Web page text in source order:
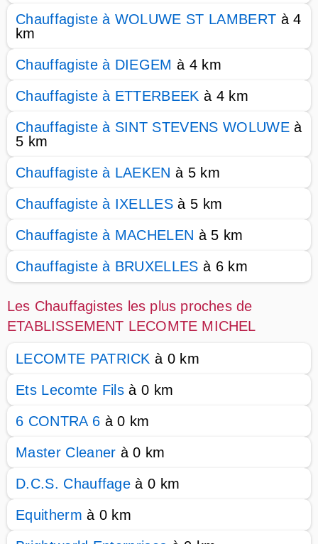
Chauffagiste à WOLUWE ST LAMBERT à 4
km
Chauffagiste à DIEGEM à 4 km
Chauffagiste à ETTERBEEK à 4 km
Chauffagiste à SINT STEVENS WOLUWEà
5 km
Chauffagiste à LAEKEN à 5 km
Chauffagiste à IXELLES à 5 km
Chauffagiste à MACHELEN à 5 km
Chauffagiste à BRUXELLES à 6 km
Les Chauffagistes les plus proches de
ETABLISSEMENT LECOMTE MICHEL
LECOMTE PATRICK à 0 km
Ets Lecomte Fils à 0 km
6 CONTRA 6 à 0 km
Master Cleaner à 0 km
D.C.S. Chauffage à 0 km
Equitherm à 0 km